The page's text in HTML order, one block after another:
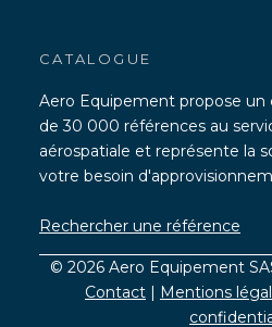
CATALOGUE
Aero Equipement propose un
de 30 000 références au
aérospatiale et représente la
votre besoin
Rechercher une référence
© 2026 Aero Equipement
Contact | Mentions